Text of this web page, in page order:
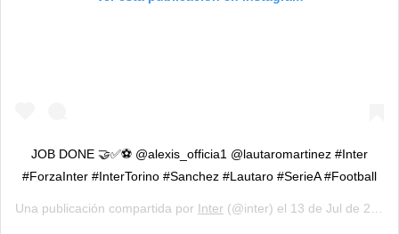
JOB DONE 🤝✅⚽️ @alexis_officia1 @lautaromartinez #Inter
#ForzaInter #InterTorino #Sanchez #Lautaro #SerieA #Football
Una publicación compartida por Inter (@inter) el 13 de Jul de 2020 a las 3:10 PDT